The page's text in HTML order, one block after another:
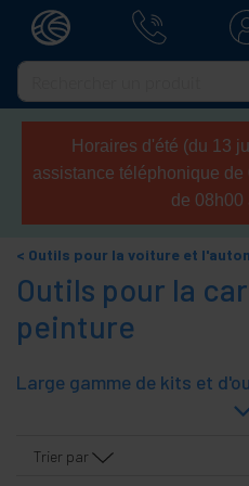
Horaires d'été (du 13
assistance téléphonique
de 08h00
Outils pour la voiture et
Outils pour la
peinture
Trier par